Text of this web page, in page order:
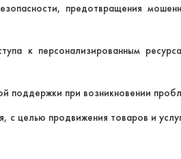
предотвращения
к персонализированным
поддержки при возникновении
с целью продвижения товаров и